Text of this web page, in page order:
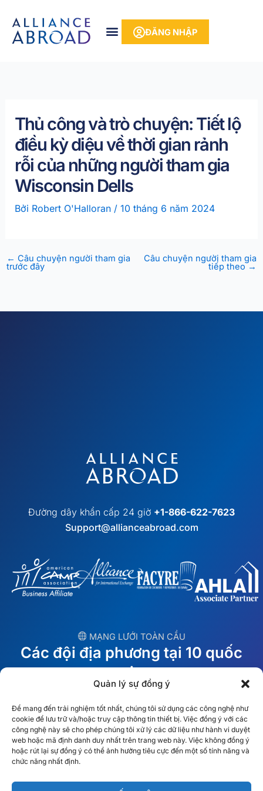
Quản lý sự đồng ý
Để mang đến trải nghiệm tốt nhất, chúng tôi sử dụng các công nghệ như
cookie để lưu trữ và/hoặc truy cập thông tin thiết bị. Việc đồng ý với các
công nghệ này sẽ cho phép chúng tôi xử lý các dữ liệu như hành vi duyệt
web hoặc mã định danh duy nhất trên trang web này. Việc không đồng ý
hoặc rút lại sự đồng ý có thể ảnh hưởng tiêu cực đến một số tính năng và
chức năng nhất định.
nội
dung
qua
ĐĂNG NHẬP
Thủ công và trò chuyện: Tiết lộ
điều kỳ diệu về thời gian rảnh
rỗi của những người tham gia
Wisconsin Dells
Bởi Robert O'Halloran/ 10 tháng 6 năm 2024
← Câu chuyện người tham gia
trước đây
Câu chuyện người tham gia
tiếp theo→
Đường dây khẩn cấp 24 giờ +1-866-622-7623
Support@allianceabroad.com
︎ MẠNG LƯỚI TOÀN CẦU
Các đội địa phương tại 10 quốc
gia
MỸ
Dubai
México
España
Ireland
Ba Lan
Úc
S. Châu Phi